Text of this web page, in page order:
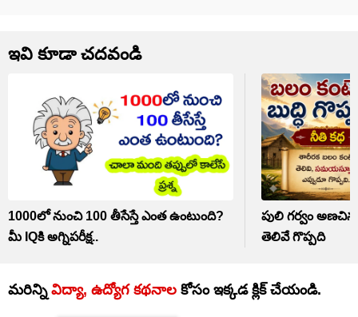
ఇవి కూడా చదవండి
1000లో నుంచి 100 తీసేస్తే ఎంత ఉంటుంది?
మీ IQకి అగ్నిపరీక్ష..
పులి గర్వం అణచిన
తెలివే గొప్పది
మరిన్ని విద్యా, ఉద్యోగ కథనాల కోసం ఇక్కడ క్లిక్‌ చేయండి.